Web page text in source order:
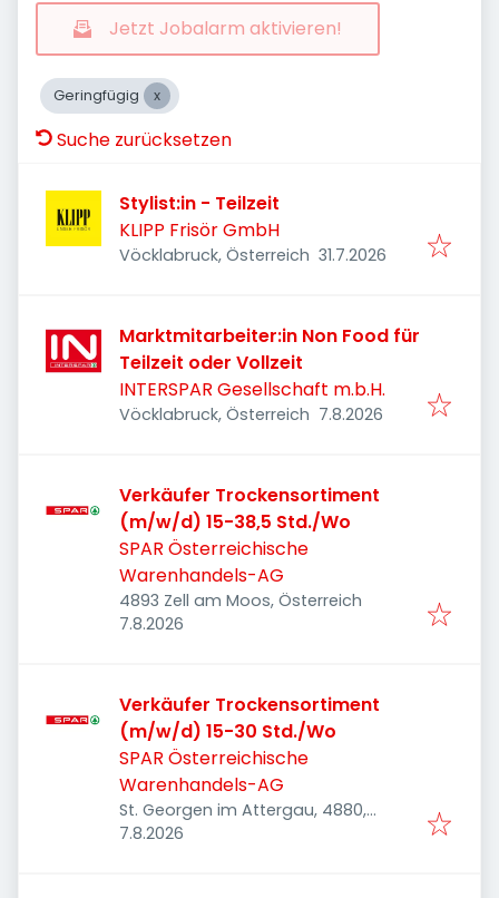
Jetzt Jobalarm aktivieren!
Geringfügig
Suche zurücksetzen
Stylist:in - Teilzeit
KLIPP Frisör GmbH
Vöcklabruck, Österreich Veröffentlicht :
31.7.2026
Marktmitarbeiter:in Non Food für
Teilzeit oder Vollzeit
INTERSPAR Gesellschaft m.b.H.
Vöcklabruck, Österreich Veröffentlicht :
7.8.2026
Verkäufer Trockensortiment
(m/w/d) 15-38,5 Std./Wo
SPAR Österreichische
Warenhandels-AG
4893 Zell am Moos, Österreich
Veröffentlicht
7.8.2026
Verkäufer Trockensortiment
(m/w/d) 15-30 Std./Wo
SPAR Österreichische
Warenhandels-AG
St. Georgen im Attergau, 4880,
Österreich
Veröffentlicht
7.8.2026